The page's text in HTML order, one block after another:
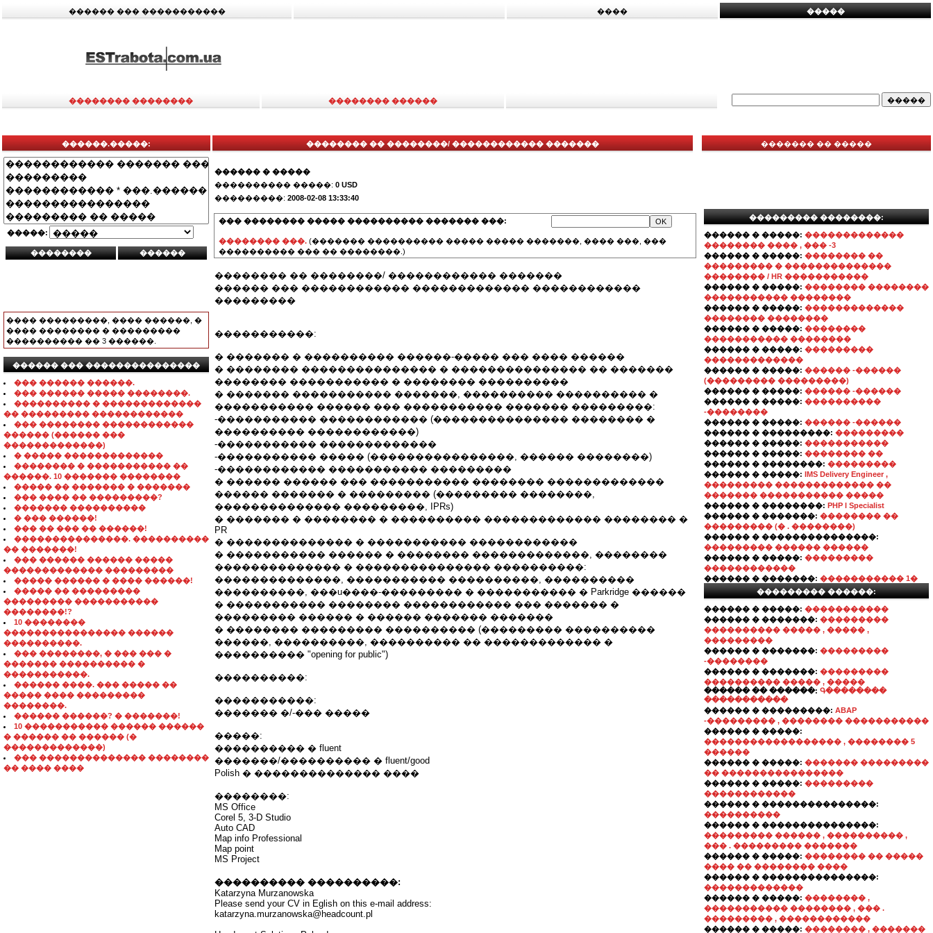
������ ��� ����������� ���� �����
�������� �������� �������� ������
������.�����:
�����:
���� ���������, ���� ������, �
���� �������� � ���������
���������� �� 3 ������.
������ ��� ���������������
��� ������ ������.
��� ������ ����� ��������.
���������� � �������������
�� ��������� ������������
��� �������� ������������
������ (������ ���
�������������)
� ����� �������������
�������� � ����������� ��
������. 10 ������� ��������
����� �� ������� � �������
��� ���� �� ���������?
������� ����������
� ��� ������!
��� �� ��� �� ������!
���������������. ����������
�� �������!
��� ������ ������ �����
������������� ���������
����� ������ � ���� ������!
����� �� ���������
��������� �����������
��������!?
10 ��������
���������������� ������
����������.
��� ��������, � ��� ��� �
������� ���������� �
�����������.
������ ����. ��� ����� ��
����� ���� ���������
��������.
������ ������? � �������!
10 ����������� ������ ������
� ������ �� ������ (�
�������������)
��� �������������� ��������
�� ���� ����
�������� �� ��������/ ������������ �������
������ � �����
���������� �����: 0 USD
���������: 2008-02-08 13:33:40
��� �������� ����� ���������� ������� ���:
�������� ���. (������� ���������� ����� ����� �������, ���� ���, ���
���������� ��� �� ��������.)
�������� �� ��������/ ������������ �������
������ ��� ������������ ������������� ������������
���������
�����������:
� ������� � ���������� ������-����� ��� ���� ������
� �������� ��������������� � ��������������� �� �������
�������� ����������� � �������� ����������
� ������� ����������� �������, ���������� ���������� �
����������� ������ ��� ����������� ������� ���������:
-����������� ������������ (��������������� �������� �
���������� ������������)
-����������� �������������
-����������� ����� (����������������, ������ ��������)
-������������ ����������� ���������
� ������ ������ ��� ����������� �������� �������������
������ ������� � ��������� (��������� ��������,
�������������� ���������, IPRs)
� ������� � �������� � ���������� ������������� �������� �
PR
� �������������� � ����������� ������������
� ����������� ������ � �������� �������������, ��������
�������������� � ��������������� ����������:
��������������, ����������� ����������, ����������
����������, ���u����-��������� � ����������� � Parkridge ������
� ����������� �������� ������������ ��� ������� �
��������� ������ � ������ ������� �������
� �������� ��������� ���������� (��������� ����������
������, ����������, ���������� �� ������������� �
���������� "opening for public")
����������:
�����������:
������� �/-��� �����
�����:
���������� � fluent
�������/���������� � fluent/good
Polish � �������������� ����
��������:
MS Office
Corel 5, 3-D Studio
Auto CAD
Map info Professional
Map point
MS Project
���������� ����������:
Katarzyna Murzanowska
Please send your CV in Eglish on this e-mail address:
katarzyna.murzanowska@headcount.pl
������� �� �����
��������� ��������:
������ � �����: �������������
�������� ���� , ��� -3
������ � �����: �������� ��
��������� � ��������������
�������� / HR �����������
������ � �����: �������� ��������
����������� ��������
������ � �����: �������������
�������� ��������
������ � �����: ��������
����������� ��������
������ � �����: ���������
�������������
������ � �����: ������ -������
(��������� ���������)
������ � �����: ������ -������
������ � �����: ����������
-��������
������ � �����: ������ -������
������ � ���������: ���������
������ � �����: �����������
������ � �����: �������� ��
������ � ��������: ���������
������ � �����: IMS Delivery Engineer ,
��������� ������������� ��
������� ����������� �����
������ � ��������: PHP l Specialist
������ � �������: �������� ��
��������� (� . ��������)
������ � ���������������:
��������� ������ ������
������ � �����: ���������
������������
������ � �������: ����������� 1�
��������� ������:
������ � �����: �����������
������ � �������: ���������
���������� ����� , ����� ,
���������
������ � �������: ���������
-��������
������ � �������: ���������
���������� ����� , �����
������ �� ������: Գ��������
�����������
������ � ���������: ABAP
-��������� , �������� �����������
������ � �����:
������������������ , �������� 5
������
������ � �����: ������� ���������
�� ����������������
������ � �����: ���������
������������
������ � ���������������:
����������
������ � ���������������:
��������� ������ , ���������� ,
��� . ��������� �������
������ � �����: �������� �� �����
���� �� �������� ����
������ � ���������������:
�������������
������ � �����: �������� ,
����������� �������� , ��� .
��������� , ������������
������ � �����: �������� , �������